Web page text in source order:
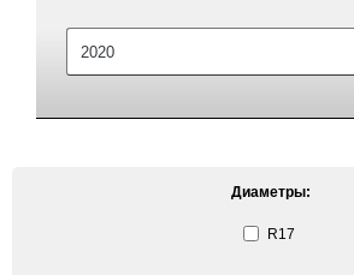
Диаметры:
R17